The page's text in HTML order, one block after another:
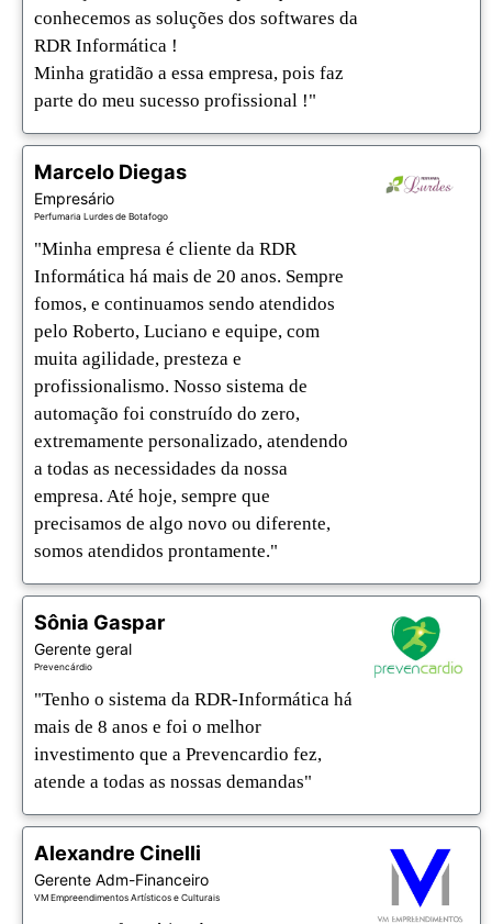
conhecemos as soluções dos softwares da
RDR Informática !
Minha gratidão a essa empresa, pois faz
parte do meu sucesso profissional !"
Marcelo Diegas
Empresário
Perfumaria Lurdes de Botafogo
"Minha empresa é cliente da RDR
Informática há mais de 20 anos. Sempre
fomos, e continuamos sendo atendidos
pelo Roberto, Luciano e equipe, com
muita agilidade, presteza e
profissionalismo. Nosso sistema de
automação foi construído do zero,
extremamente personalizado, atendendo
a todas as necessidades da nossa
empresa. Até hoje, sempre que
precisamos de algo novo ou diferente,
somos atendidos prontamente."
Sônia Gaspar
Gerente geral
Prevencárdio
"Tenho o sistema da RDR-Informática há
mais de 8 anos e foi o melhor
investimento que a Prevencardio fez,
atende a todas as nossas demandas"
Alexandre Cinelli
Gerente Adm-Financeiro
VM Empreendimentos Artísticos e Culturais